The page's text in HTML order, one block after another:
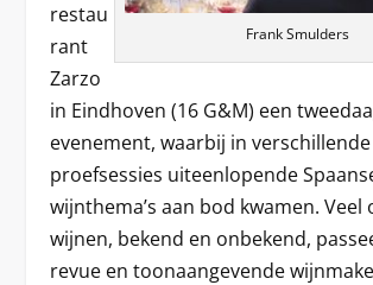
Frank Smulders
restau
rant
Zarzo
in Eindhoven (16 G&M) een
evenement, waarbij in verschillende
proefsessies uiteenlopende
wijnthema’s aan bod kwamen. Veel
wijnen, bekend en onbekend,
revue en toonaangevende